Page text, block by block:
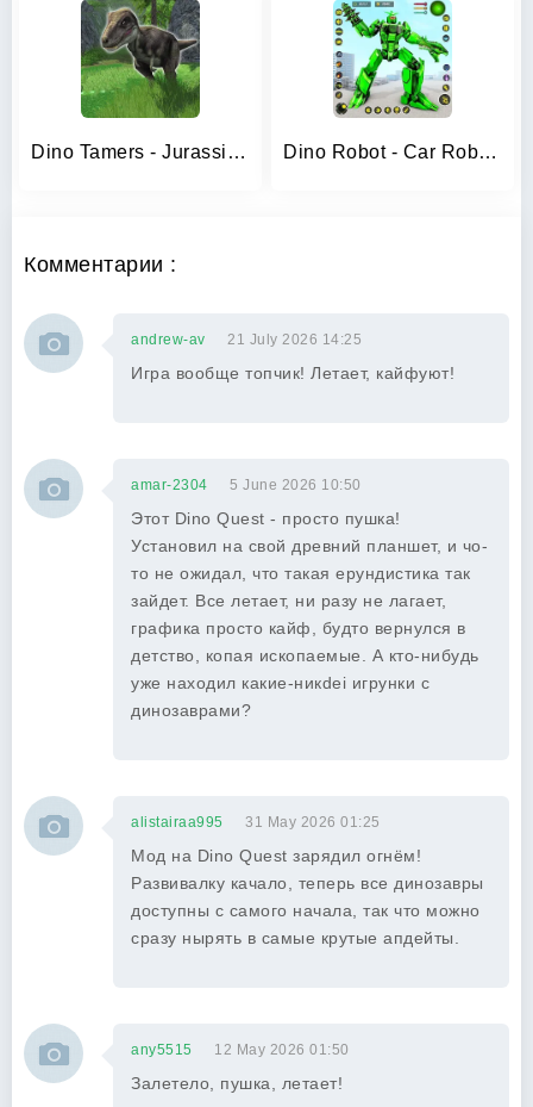
Dino Tamers - Jurassic MMO Dino Robot - Car Robot Games
Комментарии :
andrew-av 21 July 2026 14:25
Игра вообще топчик! Летает, кайфуют!
amar-2304 5 June 2026 10:50
Этот Dino Quest - просто пушка!
Установил на свой древний планшет, и чо-
то не ожидал, что такая ерундистика так
зайдет. Все летает, ни разу не лагает,
графика просто кайф, будто вернулся в
детство, копая ископаемые. А кто-нибудь
уже находил какие-никdei игрунки с
динозаврами?
alistairaa995 31 May 2026 01:25
Мод на Dino Quest зарядил огнём!
Развивалку качало, теперь все динозавры
доступны с самого начала, так что можно
сразу нырять в самые крутые апдейты.
any5515 12 May 2026 01:50
Залетело, пушка, летает!